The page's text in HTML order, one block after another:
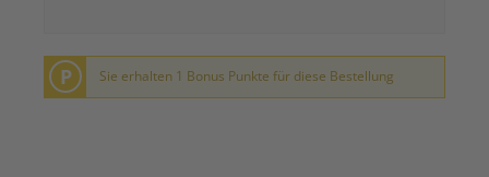
P Sie erhalten 1 Bonus Punkte für diese Bestellung